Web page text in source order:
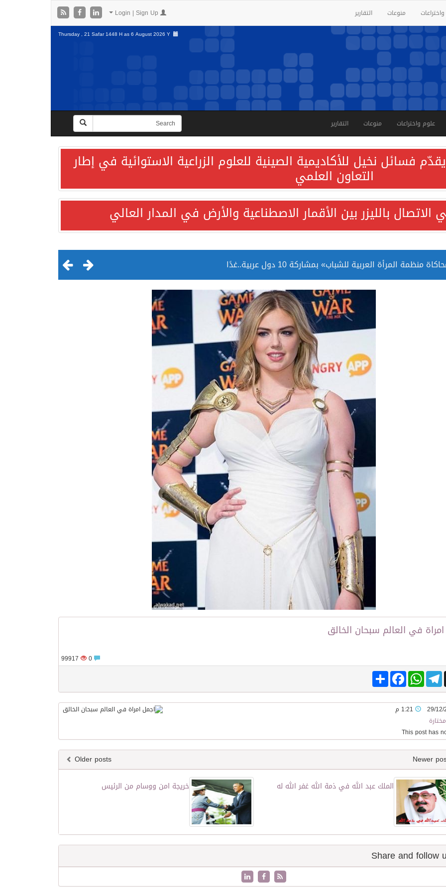
منوعات التقارير
Thursday , 21 Safar 1448 H as6 August 2026 Y
علوم واختراعات منوعات التقارير
فسائل نخيل للأكاديمية الصينية للعلوم الزراعية الاستوائية في إطار
التعاون العلمي
بالليزر بين الأقمار الاصطناعية والأرض في المدار العالي
المرأة العربية للشباب» بمشاركة 10 دول عربية..غدًا
بصورة أكثر إيجابية من الولايات المتحدة
ضمن قائمة التراث العالمي
الحرمين الشريفين توثق أسماء الخلفاء الراشدين وتعود إلى القرن الثالث عشر الهجري
اتفاقية تطوير مصانع جاهزة ومتخصصة في مجال الطاقة
في العالم سبحان الخالق
99917
Share
FacebookWhatsAppTelegram
29/
Older posts
خريجة امن ووسام من الرئيس
الملك عبد الله في ذمة الله غفر الله له